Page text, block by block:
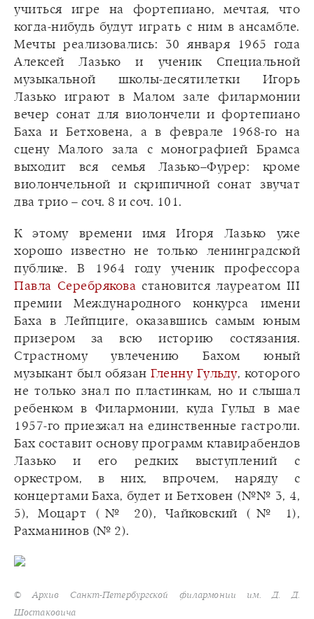
учиться игре на фортепиано, мечтая, что
когда-нибудь будут играть с ним в ансамбле.
Мечты реализовались: 30 января 1965 года
Алексей Лазько и ученик Специальной
музыкальной школы-десятилетки Игорь
Лазько играют в Малом зале филармонии
вечер сонат для виолончели и фортепиано
Баха и Бетховена, а в феврале 1968-го на
сцену Малого зала с монографией Брамса
выходит вся семья Лазько–Фурер: кроме
виолончельной и скрипичной сонат звучат
два трио – соч. 8 и соч. 101.
К этому времени имя Игоря Лазько уже
хорошо известно не только ленинградской
публике. В 1964 году ученик профессора
Павла Серебрякова становится лауреатом III
премии Международного конкурса имени
Баха в Лейпциге, оказавшись самым юным
призером за всю историю состязания.
Страстному увлечению Бахом юный
музыкант был обязанГленну Гульду, которого
не только знал по пластинкам, но и слышал
ребенком в Филармонии, куда Гульд в мае
1957-го приезжал на единственные гастроли.
Бах составит основу программ клавирабендов
Лазько и его редких выступлений с
оркестром, в них, впрочем, наряду с
концертами Баха, будет и Бетховен (№№ 3, 4,
5), Моцарт (№ 20), Чайковский (№ 1),
Рахманинов (№ 2).
© Архив Санкт-Петербургской филармонии им. Д. Д.
Шостаковича